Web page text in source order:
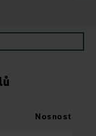
Nosnost